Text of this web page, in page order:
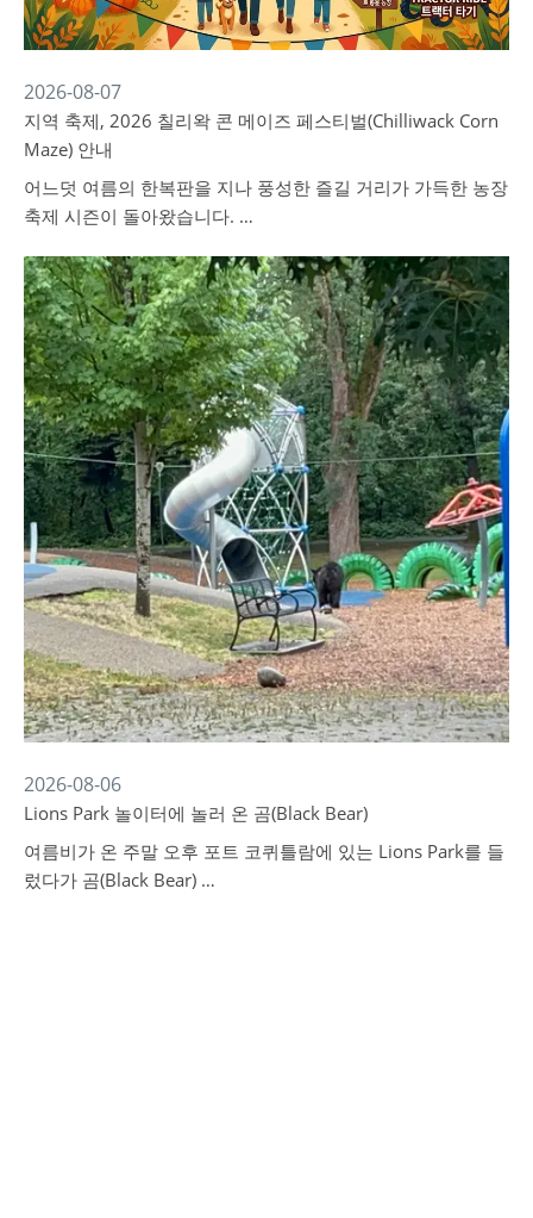
2026-08-07
지역 축제, 2026 칠리왁 콘 메이즈 페스티벌(Chilliwack Corn
Maze) 안내
어느덧 여름의 한복판을 지나 풍성한 즐길 거리가 가득한 농장
축제 시즌이 돌아왔습니다. …
2026-08-06
Lions Park 놀이터에 놀러 온 곰(Black Bear)
여름비가 온 주말 오후 포트 코퀴틀람에 있는 Lions Park를 들
렀다가 곰(Black Bear) …